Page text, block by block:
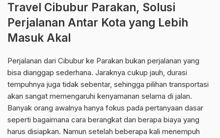
Travel Cibubur Parakan, Solusi
Perjalanan Antar Kota yang Lebih
Masuk Akal
Perjalanan dari Cibubur ke Parakan bukan perjalanan yang
bisa dianggap sederhana. Jaraknya cukup jauh, durasi
tempuhnya juga tidak sebentar, sehingga pilihan transportasi
akan sangat memengaruhi kenyamanan selama di jalan.
Banyak orang awalnya hanya fokus pada pertanyaan dasar
seperti bagaimana cara berangkat dan berapa biaya yang
harus disiapkan. Namun setelah beberapa kali menempuh